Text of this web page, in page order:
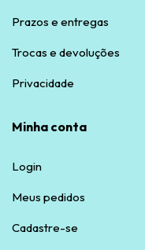
Prazos e entregas
Trocas e devoluções
Privacidade
Minha conta
Login
Meus pedidos
Cadastre-se